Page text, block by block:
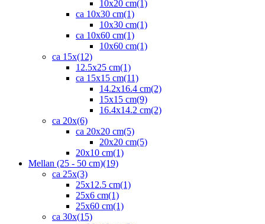
10x20 cm(1)
ca 10x30 cm(1)
10x30 cm(1)
ca 10x60 cm(1)
10x60 cm(1)
ca 15x(12)
12.5x25 cm(1)
ca 15x15 cm(11)
14.2x16.4 cm(2)
15x15 cm(9)
16.4x14.2 cm(2)
ca 20x(6)
ca 20x20 cm(5)
20x20 cm(5)
20x10 cm(1)
Mellan (25 - 50 cm)(19)
ca 25x(3)
25x12.5 cm(1)
25x6 cm(1)
25x60 cm(1)
ca 30x(15)